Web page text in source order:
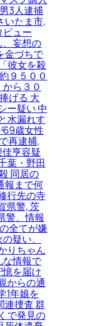
3人逮捕
いたま市,
ュー
、妄想の
金づちで
彼女を殺
９５００
ら３０
げる 大
ー疑い 中
水漏れす
69歳女性
再逮捕,
佳亨容疑
葉・野田
同居の
報まで何
行先の寺
県警, 茨
警、情報
全てが嫌
疑い、
りちゃん
な情報で
憶を届け
からの通
1年娘を
連捜査 群
で発見の